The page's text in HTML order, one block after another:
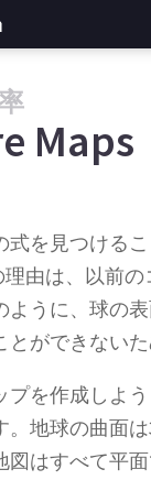
Maps
式を見つける
由は、以前
ように、球の
とができないた
プを作成しよ
地球の曲面は
図はすべて平